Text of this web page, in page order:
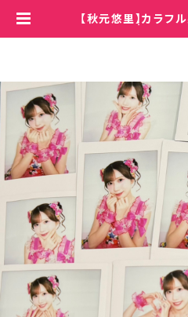
【秋元悠里】カラフ